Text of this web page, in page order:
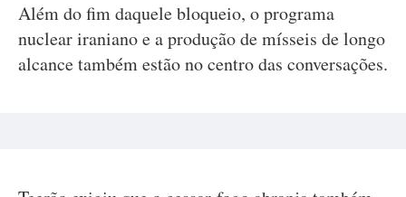
Além do fim daquele bloqueio, o programa
nuclear iraniano e a produção de mísseis de longo
alcance também estão no centro das conversações.